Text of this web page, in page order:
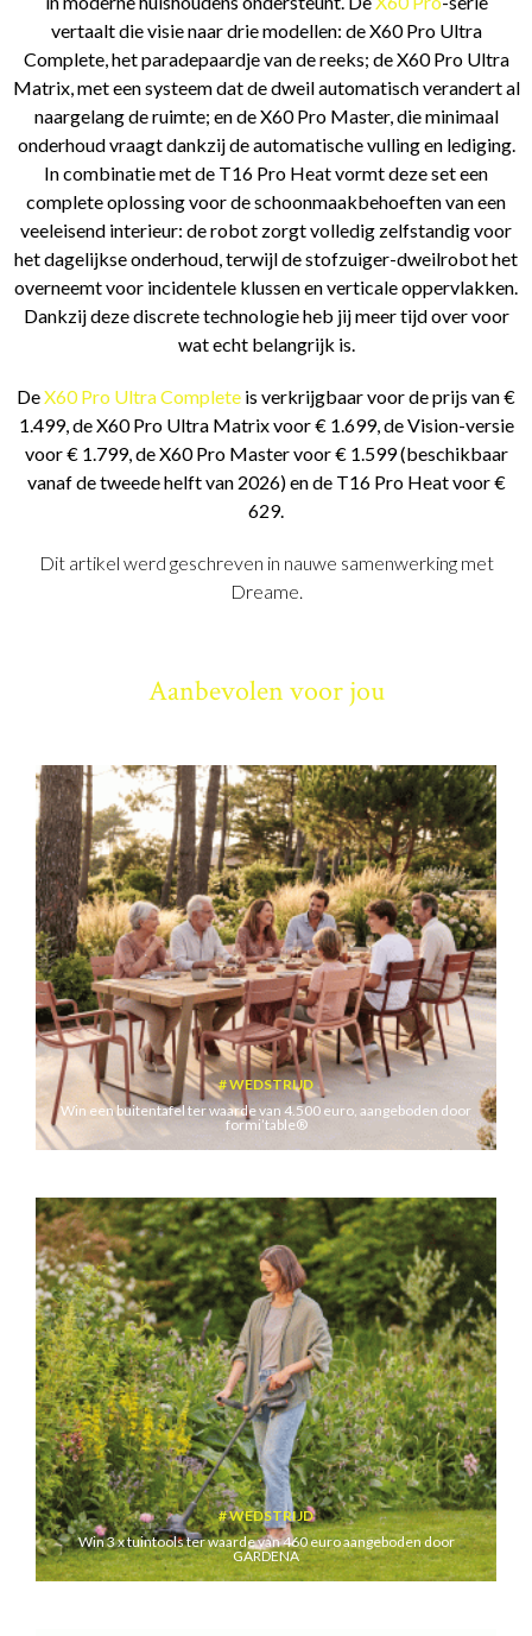
vertaalt die visie naar drie modellen: de X60 Pro Ultra
Complete, het paradepaardje van de reeks; de X60 Pro Ultra
Matrix, met een systeem dat de dweil automatisch verandert al
naargelang de ruimte; en de X60 Pro Master, die minimaal
onderhoud vraagt dankzij de automatische vulling en lediging.
In combinatie met de T16 Pro Heat vormt deze set een
complete oplossing voor de schoonmaakbehoeften van een
veeleisend interieur: de robot zorgt volledig zelfstandig voor
het dagelijkse onderhoud, terwijl de stofzuiger-dweilrobot het
overneemt voor incidentele klussen en verticale oppervlakken.
Dankzij deze discrete technologie heb jij meer tijd over voor
wat echt belangrijk is.
DeX60 Pro Ultra Complete is verkrijgbaar voor de prijs van €
1.499, de X60 Pro Ultra Matrix voor € 1.699, de Vision-versie
voor € 1.799, de X60 Pro Master voor € 1.599 (beschikbaar
vanaf de tweede helft van 2026) en de T16 Pro Heat voor €
629.
Dit artikel werd geschreven in nauwe samenwerking met
Dreame.
Aanbevolen voor jou
WEDSTRIJD
Win een buitentafel ter waarde van 4.500 euro, aangeboden door
formi’table®
WEDSTRIJD
Win 3 x tuintools ter waarde van 460 euro aangeboden door
GARDENA